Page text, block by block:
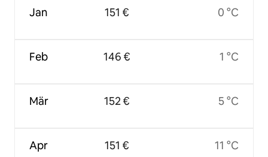
Jan
Feb
Mär
Apr
151 €
146 €
152 €
151 €
0 °C
1 °C
5 °C
11 °C